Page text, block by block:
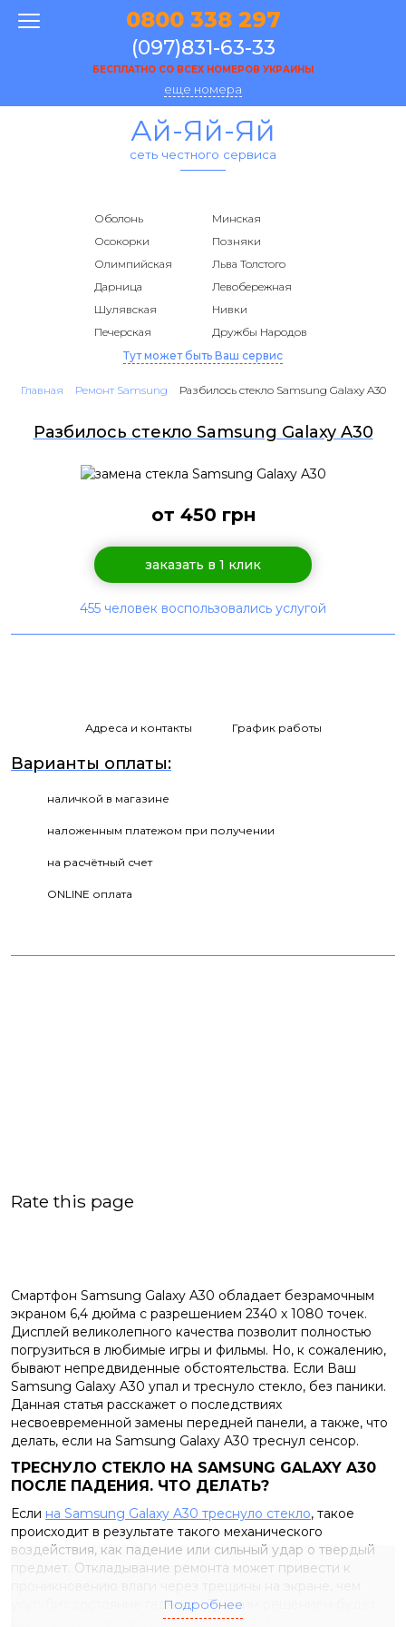
0800 338 297
(097)831-63-33
БЕСПЛАТНО СО ВСЕХ НОМЕРОВ УКРАИНЫ
еще номера
Ай-Яй-Яй
сеть честного сервиса
Оболонь
Минская
Осокорки
Позняки
Олимпийская
Льва Толстого
Дарница
Левобережная
Шулявская
Нивки
Печерская
Дружбы Народов
Тут может быть Ваш сервис
Главная Ремонт Samsung Разбилось стекло Samsung Galaxy A30
Разбилось стекло Samsung Galaxy A30
от 450 грн
заказать в 1 клик
455 человек воспользовались услугой
Адреса и контакты График работы
Варианты оплаты:
наличкой в магазине
наложенным платежом при получении
на расчётный счет
ONLINE оплата
Rate this page
Смартфон Samsung Galaxy A30 обладает безрамочным
экраном 6,4 дюйма с разрешением 2340 х 1080 точек.
Дисплей великолепного качества позволит полностью
погрузиться в любимые игры и фильмы. Но, к сожалению,
бывают непредвиденные обстоятельства. Если Ваш
Samsung Galaxy A30 упал и треснуло стекло, без паники.
Данная статья расскажет о последствиях
несвоевременной замены передней панели, а также, что
делать, если на Samsung Galaxy A30 треснул сенсор.
ТРЕСНУЛО СТЕКЛО НА SAMSUNG GALAXY A30
ПОСЛЕ ПАДЕНИЯ. ЧТО ДЕЛАТЬ?
Если на Samsung Galaxy A30 треснуло стекло, такое
происходит в результате такого механического
воздействия, как падение или сильный удар о твердый
предмет. Откладывание ремонта может привести к
усугубит состояние гаджета. Лучшим решением будет
сразу обратиться в сервисный центр «Ай-Яй-Яй»:
Подробнее